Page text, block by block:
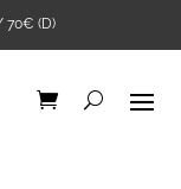
70€ (D)